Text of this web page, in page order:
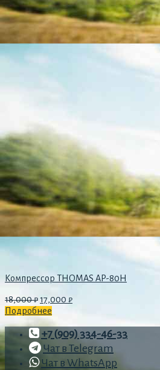
Компрессор THOMAS AP-80H
18,000₽17,000 ₽
Подробнее
+7 (909) 334-46-33
Чат в Telegram
Чат в WhatsApp